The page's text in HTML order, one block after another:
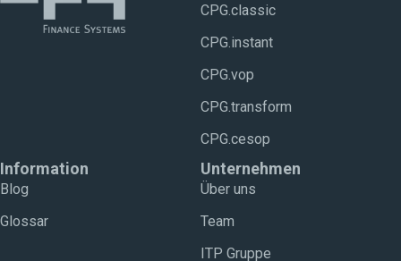
CPG.classic
CPG.instant
CPG.vop
CPG.transform
CPG.cesop
Information
Blog
Glossar
Unternehmen
Über uns
Team
ITP Gruppe